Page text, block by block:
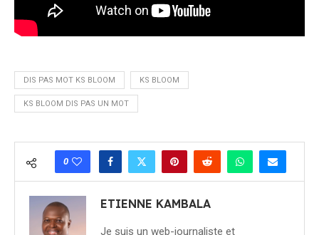
DIS PAS MOT KS BLOOM KS BLOOM
KS BLOOM DIS PAS UN MOT
0
ETIENNE KAMBALA
Je suis un web-journaliste et